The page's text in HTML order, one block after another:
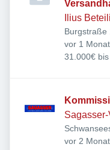
Ilius
Burgstraße
Deutschland
Veröffentlicht
vor 1 Monat
31.000€
Sagasser-
vor 2